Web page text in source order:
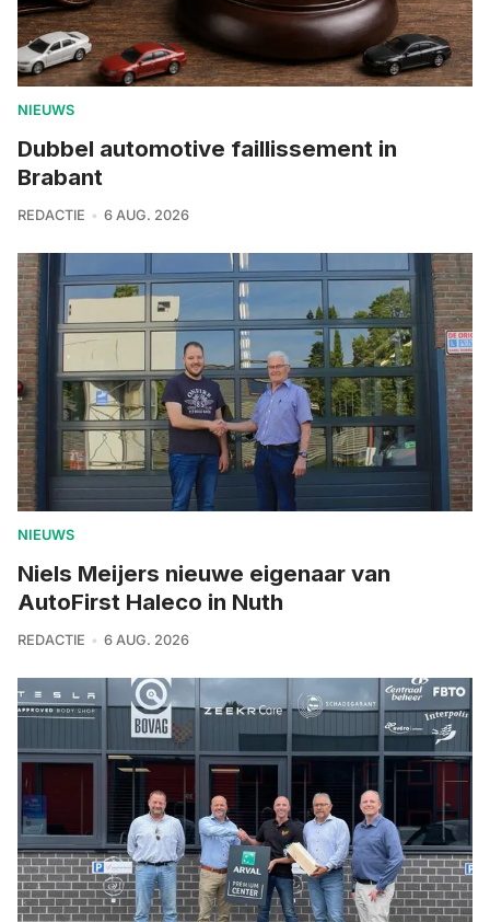
NIEUWS
Dubbel automotive faillissement in
Brabant
REDACTIE 6 AUG. 2026
NIEUWS
Niels Meijers nieuwe eigenaar van
AutoFirst Haleco in Nuth
REDACTIE 6 AUG. 2026